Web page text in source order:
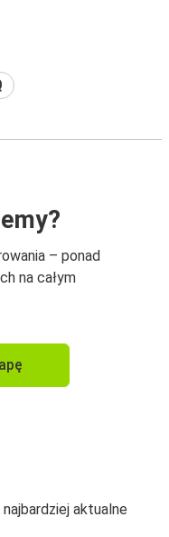
– ponad
na całym
aktualne